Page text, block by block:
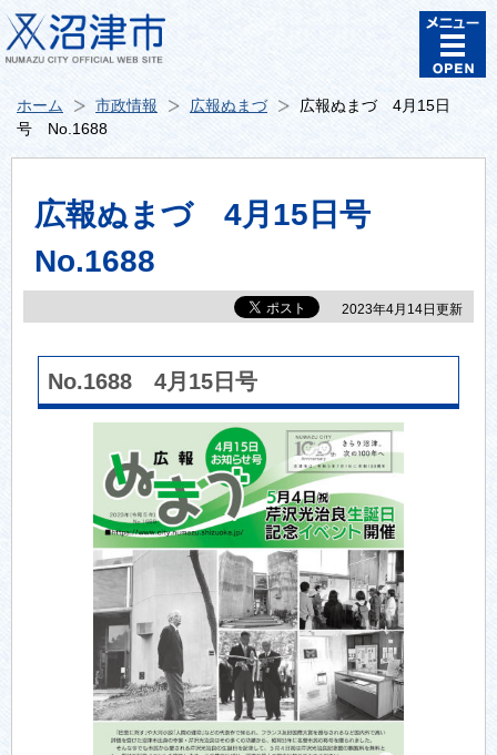
ホーム 市政情報 広報ぬまづ
広報ぬまづ 4月15日
号 No.1688
広報ぬまづ 4月15日号
No.1688
2023年4月14日更新
No.1688 4月15日号